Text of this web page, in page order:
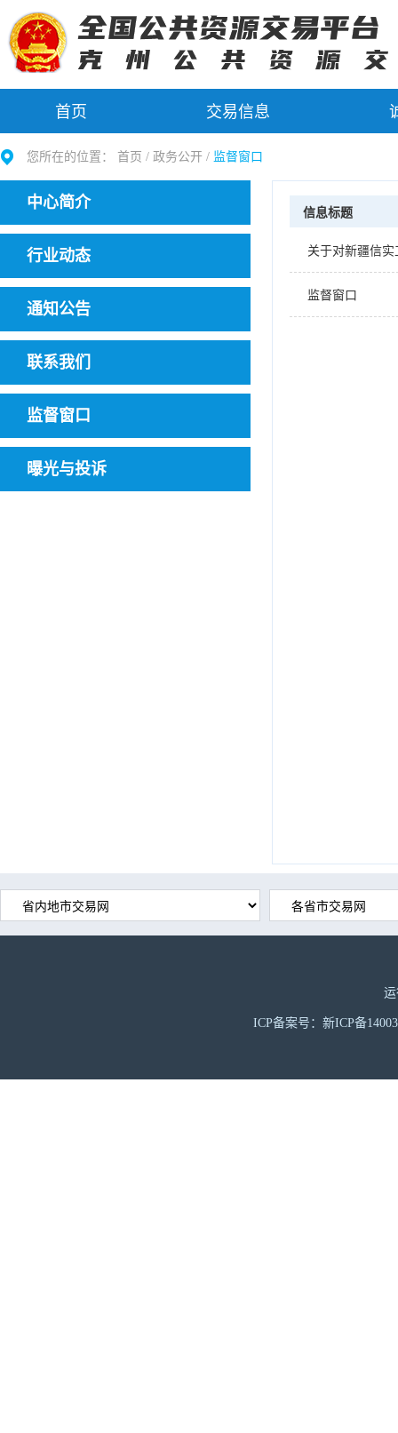
首页 交易信息
您所在的位置： 首页 / 政务公开 / 监督窗口
中心简介
行业动态
通知公告
联系我们
监督窗口
曝光与投诉
信息标题
关于对新疆信
监督窗口
ICP备案号：新ICP备